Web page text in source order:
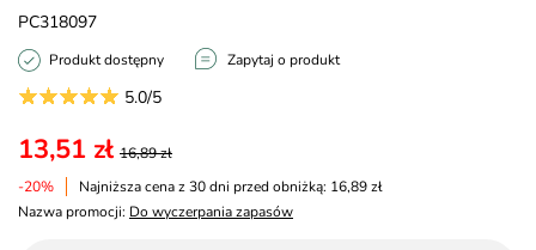
PC318097
Produkt dostępny Zapytaj o produkt
5.0/5
13,51 zł 16,89 zł
-20%
Najniższa cena z 30 dni przed obniżką: 16,89 zł
Nazwa promocji: Do wyczerpania zapasów